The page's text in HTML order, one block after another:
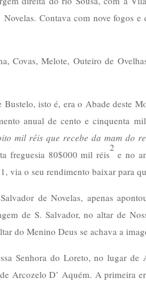
Contava com nove fogos e
Covas, Melote, Outeiro de
isto é, era o Abade deste
anual de cento e cinquenta
mil réis que recebe da mam do
freguesia 80$000 mil réis
2
e no
via o seu rendimento baixar para
de Novelas, apenas
de S. Salvador, no altar de
do Menino Deus se achava a
Senhora do Loreto, no lugar de
Arcozelo D’ Aquém. A primeira